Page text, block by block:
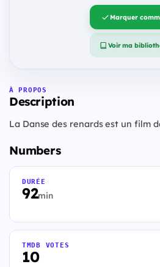
Marquer
Voir ma
À PROPOS
Description
La Danse des renards est un film
Numbers
92min
DURÉE
10
TMDB VOTES